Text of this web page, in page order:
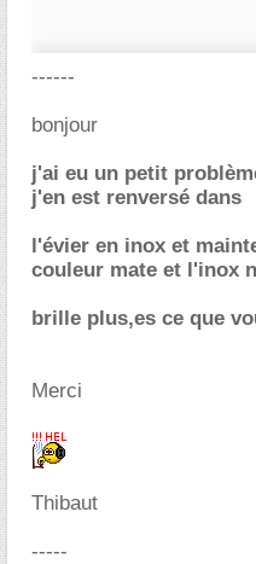
------
bonjour
j'ai eu un petit
j'en est renversé dans
l'évier en inox et
couleur mate et l'inox
brille plus,es ce que
Merci
Thibaut
-----